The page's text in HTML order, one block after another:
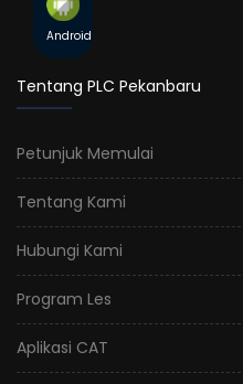
Android
Tentang PLC Pekanbaru
Petunjuk Memulai
Tentang Kami
Hubungi Kami
Program Les
Aplikasi CAT